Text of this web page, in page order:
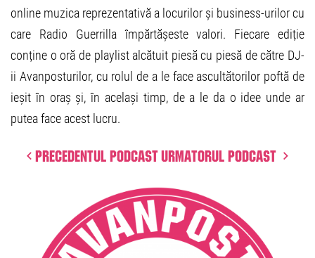
online muzica reprezentativă a locurilor și business-urilor cu
care Radio Guerrilla împărtășeste valori. Fiecare ediție
conține o oră de playlist alcătuit piesă cu piesă de către DJ-
ii Avanposturilor, cu rolul de a le face ascultătorilor poftă de
ieșit în oraș și, în același timp, de a le da o idee unde ar
putea face acest lucru.
Precedentul podcast Urmatorul podcast